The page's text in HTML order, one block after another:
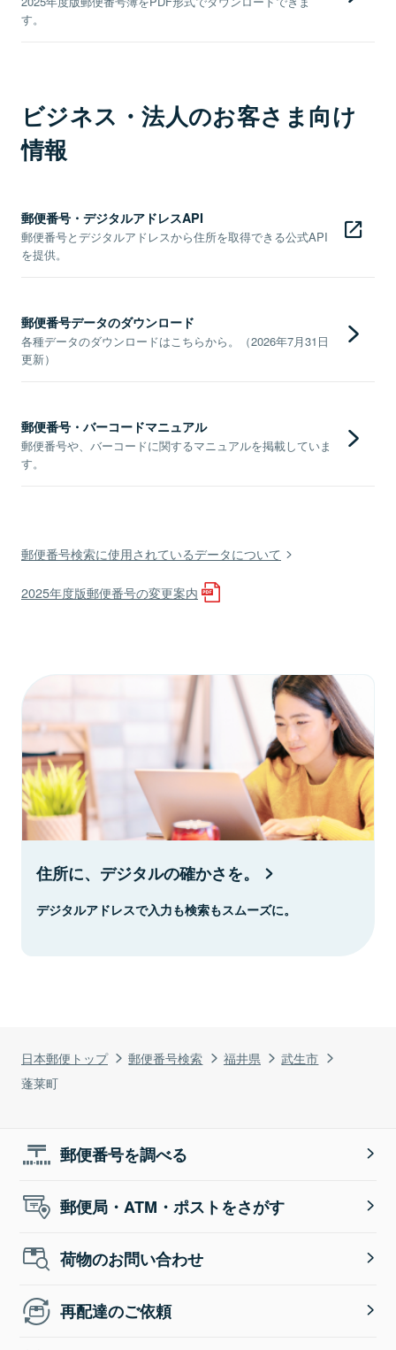
日本郵便トップ 郵便番号検索 福井県
武生市
蓬莱町
す。
ビジネス・法人のお客さま向け
情報
郵便番号・デジタルアドレスAPI
郵便番号とデジタルアドレスから住所を取得できる公式API
を提供。
郵便番号データのダウンロード
各種データのダウンロードはこちらから。（2026年7月31日
更新）
郵便番号・バーコードマニュアル
郵便番号や、バーコードに関するマニュアルを掲載していま
す。
郵便番号検索に使用されているデータについて
2025年度版郵便番号の変更案内
住所に、デジタルの確かさを。
デジタルアドレスで入力も検索もスムーズに。
郵便番号を調べる
郵便局・ATM・ポストをさがす
荷物のお問い合わせ
再配達のご依頼